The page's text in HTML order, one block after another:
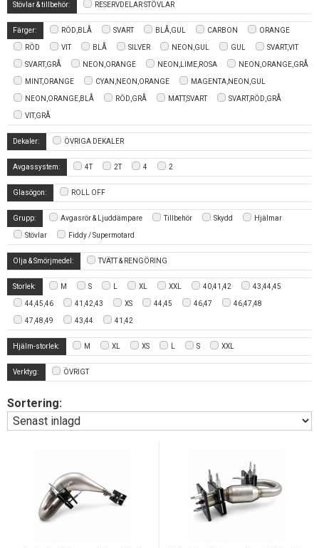
Stövlar & tillbehör: RESERVDELAR STÖVLAR
Färger: RÖD,BLÅ SVART BLÅ,GUL CARBON ORANGE
RÖD VIT BLÅ SILVER NEON,GUL GUL SVART,VIT
SVART,GRÅ NEON,ORANGE NEON,LIME,ROSA NEON,ORANGE,GRÅ
MINT,ORANGE CYAN,NEON,ORANGE MAGENTA,NEON,GUL
NEON,ORANGE,BLÅ RÖD,GRÅ MATT,SVART SVART,RÖD,GRÅ
VIT,GRÅ
Dekaler: ÖVRIGA DEKALER
Avgassystem: 4T 2T 4 2
Glasögon: ROLL OFF
Grupp: Avgasrör & Ljuddämpare Tillbehör Skydd Hjälmar
Stövlar Fiddy / Supermotard
Olja & Smörjmedel: TVÄTT & RENGÖRING
Storlek: M S XL XXL 40,41,42 43,44,45
44,45,46 41,42,43 XS 44,45 46,47 46,47,48
47,48,49 43,44 41,42
Hjälm-storlek: M XL XS S XXL
Verktyg: ÖVRIGT
Sortering: